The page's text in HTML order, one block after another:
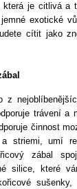
která je citlivá a
exotické
cítit jako
z
trávení a
činnost
striemi, umí
zábal
silice, které